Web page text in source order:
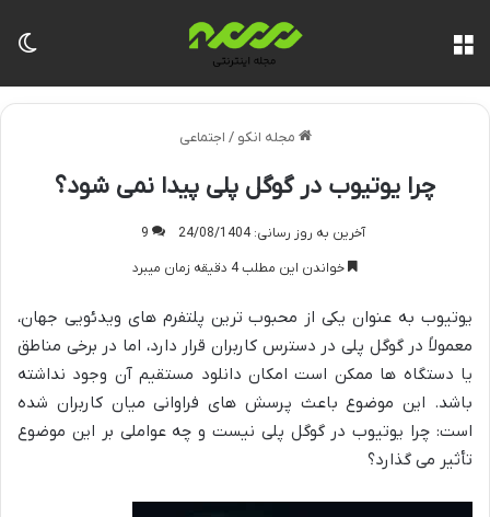
مجله انکو / اجتماعی
چرا یوتیوب در گوگل پلی پیدا نمی شود؟
آخرین به روز رسانی: 24/08/1404
9
خواندن این مطلب 4 دقیقه زمان میبرد
یوتیوب به عنوان یکی از محبوب ترین پلتفرم های ویدئویی جهان،
معمولاً در گوگل پلی در دسترس کاربران قرار دارد، اما در برخی مناطق
یا دستگاه ها ممکن است امکان دانلود مستقیم آن وجود نداشته
باشد. این موضوع باعث پرسش های فراوانی میان کاربران شده
است: چرا یوتیوب در گوگل پلی نیست و چه عواملی بر این موضوع
تأثیر می گذارد؟